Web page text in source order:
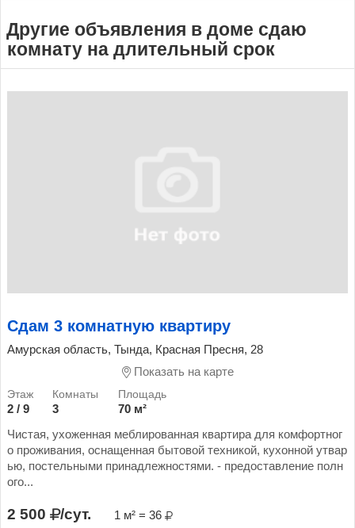
Другие объявления в доме сдаю
комнату на длительный срок
Сдам 3 комнатную квартиру
Амурская область, Тында, Красная Пресня, 28
Показать на карте
2 / 9 3
70 м²
Чистая, ухоженная меблированная квартира для комфортног
о проживания, оснащенная бытовой техникой, кухонной утвар
ью, постельными принадлежностями. - предоставление полн
ого...
2 500 /сут. 1 м² = 36